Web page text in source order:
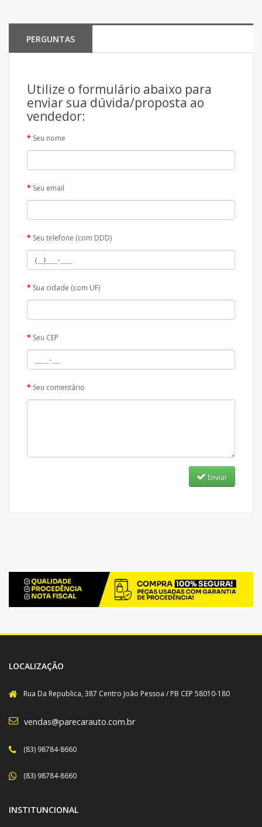
PERGUNTAS
Utilize o formulário abaixo para
enviar sua dúvida/proposta ao
vendedor:
Seu nome
Seu email
Seu telefone (com DDD)
Sua cidade (com UF)
Seu CEP
Seu comentário
Enviar
LOCALIZAÇÃO
Rua Da Republica, 387 Centro João Pessoa / PB CEP 58010-180
vendas@parecarauto.com.br
(83) 98784-8660
(83) 98784-8660
INSTITUNCIONAL